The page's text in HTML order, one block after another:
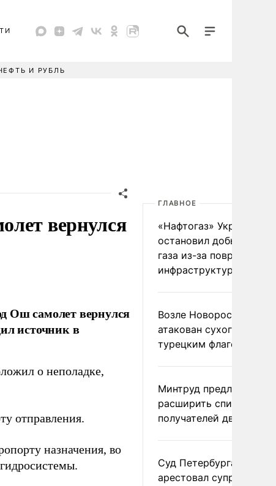
И РУБЛЬ
вернулся
Ош самолет вернулся
источник в
о неполадке,
отправления.
назначения, во
ГЛАВНОЕ
«Нафтогаз» Украины
остановил добычу
газа из-за повреждения
инфраструктуры
Возле Новороссийска
атакован сухогруз под
турецким флагом
Минтруд предложил
расширить список
получателей двух
Суд Петербурга заочно
арестовал супругу